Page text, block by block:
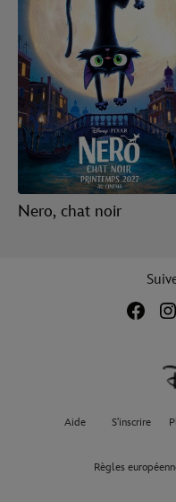
Nero, chat noir
Aide S'inscrire
Règles